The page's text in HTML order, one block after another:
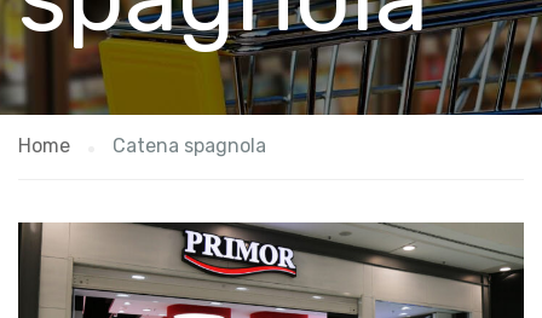
Home Catena spagnola